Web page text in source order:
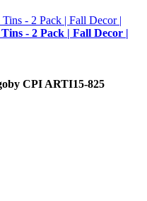
- 2 Pack | Fall Decor |
by CPI ARTI15-825